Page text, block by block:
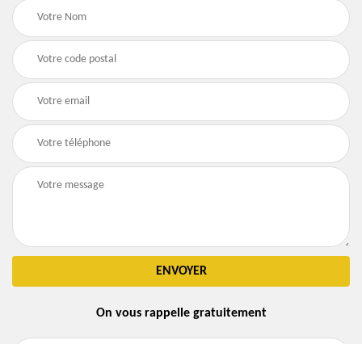
On vous rappelle gratuitement